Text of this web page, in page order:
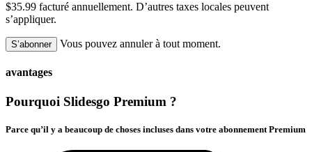
$35.99 facturé annuellement. D’autres taxes locales peuvent
s’appliquer.
S’abonner Vous pouvez annuler à tout moment.
avantages
Pourquoi Slidesgo Premium ?
Parce qu’il y a beaucoup de choses incluses dans votre abonnement Premium